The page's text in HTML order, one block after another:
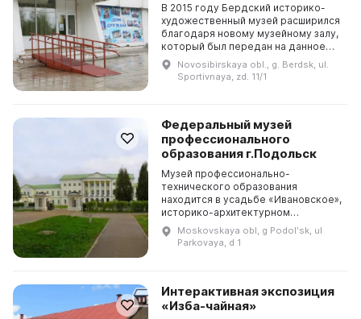
В 2015 году Бердский историко-
художественный музей расширился
благодаря новому музейному залу,
который был передан на данное
помещение несколько лет назад.
Для его ремонта была объявлена
акция «Поможе...
Novosibirskaya obl., g. Berdsk, ul.
Sportivnaya, zd. 11/1
Федеральный музей
профессионального
образования г.Подольск
Музей профессионально-
технического образования
находится в усадьбе «Ивановское»,
историко-архитектурном
памятнике федерального значения
в городе Подольске на берегу
реки Пахры. Он был открыт
Moskovskaya obl, g Podolʹsk, ul
Parkovaya, d 1
Интерактивная экспозиция
«Изба-чайная»